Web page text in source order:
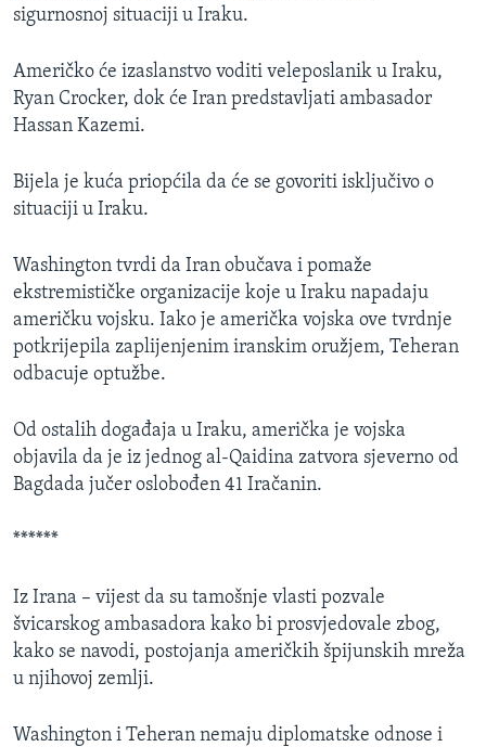
ŽENSKA STRANA
MAGAZIN
O GLASU AMERIKE
Learning English
Jezici
sigurnosnoj situaciji u Iraku.
Američko će izaslanstvo voditi veleposlanik u Iraku,
Ryan Crocker, dok će Iran predstavljati ambasador
Hassan Kazemi.
Bijela je kuća priopćila da će se govoriti isključivo o
situaciji u Iraku.
Washington tvrdi da Iran obučava i pomaže
ekstremističke organizacije koje u Iraku napadaju
američku vojsku. Iako je američka vojska ove tvrdnje
potkrijepila zaplijenjenim iranskim oružjem, Teheran
odbacuje optužbe.
Od ostalih događaja u Iraku, američka je vojska
objavila da je iz jednog al-Qaidina zatvora sjeverno od
Bagdada jučer oslobođen 41 Iračanin.
******
Iz Irana – vijest da su tamošnje vlasti pozvale
švicarskog ambasadora kako bi prosvjedovale zbog,
kako se navodi, postojanja američkih špijunskih mreža
u njihovoj zemlji.
Washington i Teheran nemaju diplomatske odnose i